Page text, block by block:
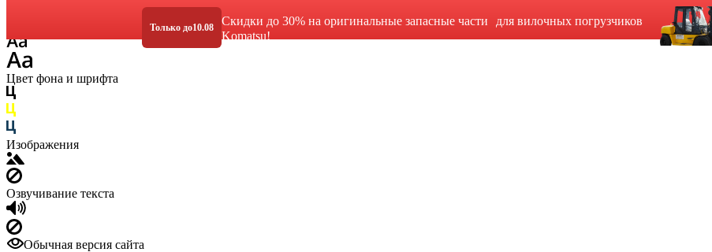
Только до10.08
Скидки до 30% на оригинальные запасные части для вилочных погрузчиков
Komatsu!
Цвет фона и шрифта
Изображения
Озвучивание текста
Обычная версия сайта